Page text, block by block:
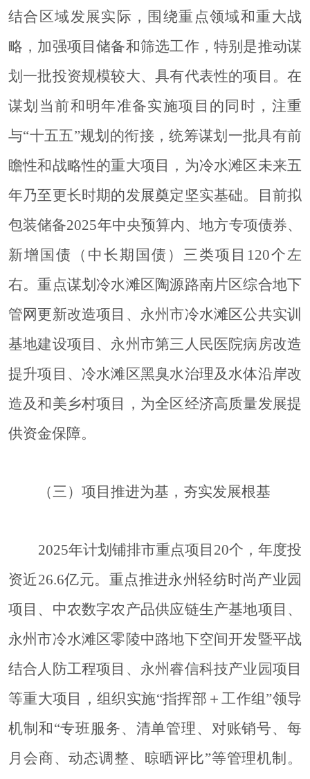
结合区域发展实际，围绕重点领域和重大战
略，加强项目储备和筛选工作，特别是推动谋
划一批投资规模较大、具有代表性的项目。在
谋划当前和明年准备实施项目的同时，注重
与“十五五”规划的衔接，统筹谋划一批具有前
瞻性和战略性的重大项目，为冷水滩区未来五
年乃至更长时期的发展奠定坚实基础。目前拟
包装储备2025年中央预算内、地方专项债券、
新增国债（中长期国债）三类项目120个左
右。重点谋划冷水滩区陶源路南片区综合地下
管网更新改造项目、永州市冷水滩区公共实训
基地建设项目、永州市第三人民医院病房改造
提升项目、冷水滩区黑臭水治理及水体沿岸改
造及和美乡村项目，为全区经济高质量发展提
供资金保障。
（三）项目推进为基，夯实发展根基
2025年计划铺排市重点项目20个，年度投
资近26.6亿元。重点推进永州轻纺时尚产业园
项目、中农数字农产品供应链生产基地项目、
永州市冷水滩区零陵中路地下空间开发暨平战
结合人防工程项目、永州睿信科技产业园项目
等重大项目，组织实施“指挥部＋工作组”领导
机制和“专班服务、清单管理、对账销号、每
月会商、动态调整、晾晒评比”等管理机制。